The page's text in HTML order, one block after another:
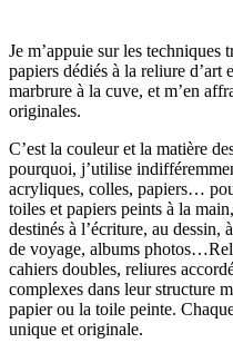
Je m’appuie sur les techniques
papiers dédiés à la reliure d’art
marbrure à la cuve, et m’en
originales.
C’est la couleur et la matière
pourquoi, j’utilise
acryliques, colles, papiers…
toiles et papiers peints à la
destinés à l’écriture, au dessin,
de voyage, albums
cahiers doubles, reliures
complexes dans leur structure
papier ou la toile peinte.
unique et originale.